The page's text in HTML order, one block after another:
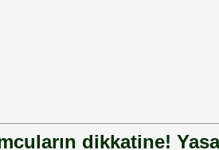
dikkatine!